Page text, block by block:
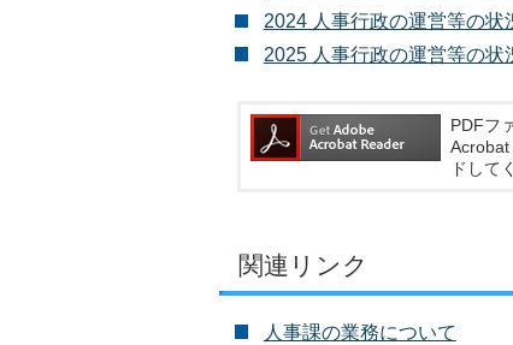
2024 人事行政の運営等の
2025 人事行政の運営等の
PDFフ
Acrobat
ドして
関連リンク
人事課の業務について